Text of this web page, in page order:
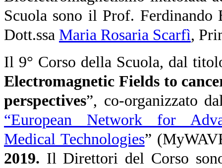
Scuola sono il Prof. Ferdinando
Dott.ssa Maria Rosaria Scarfì,
Il 9° Corso della Scuola, dal
Electromagnetic Fields to
perspectives”, co-organizzato
“European Network for
Medical Technologies”
2019. Il Direttori del Corso